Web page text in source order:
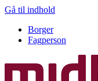
Gå til indhold
Borger
Fagperson